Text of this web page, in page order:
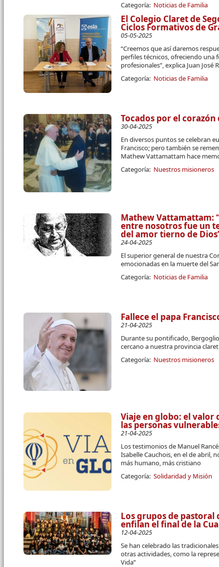
Categoría: Noticias de Familia
El Colegio Claret de
Ciclos Formativos de
05-05-2025
“Creemos que así daremos
perfiles técnicos, ofreciendo una
profesionales”, explica Juan José
Categoría: Noticias de Familia
Tocados por el
30-04-2025
En diversos puntos se celebran
Francisco; pero también se
Mathew Vattamattam hace
Categoría: Nuestros misioneros
Mathew Vattamattam:
entre nosotros fue un
del amor tierno de
24-04-2025
El superior general de nuestra
emocionadas en la muerte del
Categoría: Noticias de Familia
Fallece el papa
21-04-2025
Durante su pontificado,
cercano a nuestra provincia
Categoría: Nuestros misioneros
Viaje en globo: el valor
las personas
21-04-2025
Los testimonios de Manuel
Isabelle Cauchois, en el de abril,
más humano, más cristiano
Categoría: Solidaridad y Misión
Los grupos de
enfilan el final de la
12-04-2025
Se han celebrado las
otras actividades, como la
Vida”